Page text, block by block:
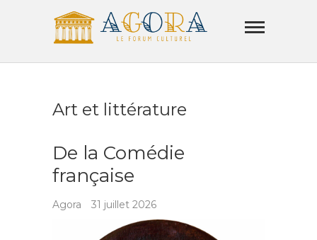
Agora
LE FORUM CULTUREL
Art et littérature
De la Comédie
française
Agora 31 juillet 2026